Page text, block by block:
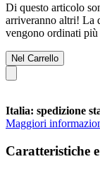
Di questo articolo
arriveranno altri! La
vengono ordinati più
Nel Carrello
Italia: spedizione
Maggiori
Caratteristiche